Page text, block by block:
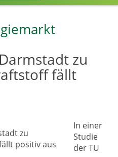
zu
fällt
In einer
Studie
der TU